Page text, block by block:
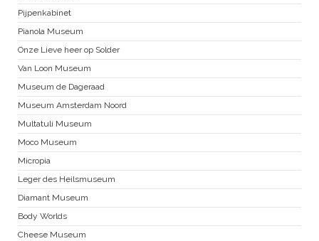
Pijpenkabinet
Pianola Museum
Onze Lieve heer op Solder
Van Loon Museum
Museum de Dageraad
Museum Amsterdam Noord
Multatuli Museum
Moco Museum
Micropia
Leger des Heilsmuseum
Diamant Museum
Body Worlds
Cheese Museum